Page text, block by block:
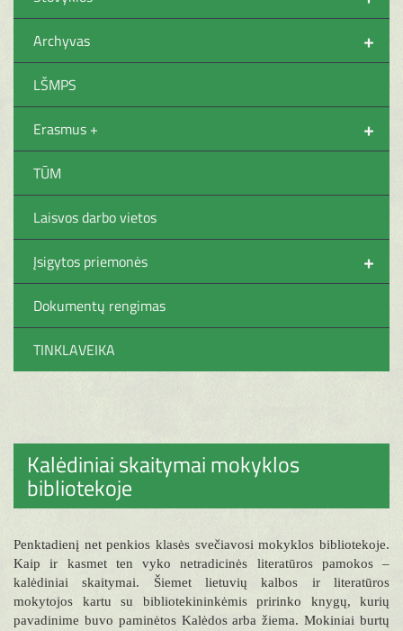
+
Archyvas
LŠMPS
+
Erasmus +
TŪM
Laisvos darbo vietos
+
Įsigytos priemonės
Dokumentų rengimas
TINKLAVEIKA
Kalėdiniai skaitymai mokyklos
bibliotekoje
Penktadienį net penkios klasės svečiavosi mokyklos bibliotekoje.
Kaip ir kasmet ten vyko netradicinės literatūros pamokos –
kalėdiniai skaitymai. Šiemet lietuvių kalbos ir literatūros
mokytojos kartu su bibliotekininkėmis pririnko knygų, kurių
pavadinime buvo paminėtos Kalėdos arba žiema. Mokiniai burtų